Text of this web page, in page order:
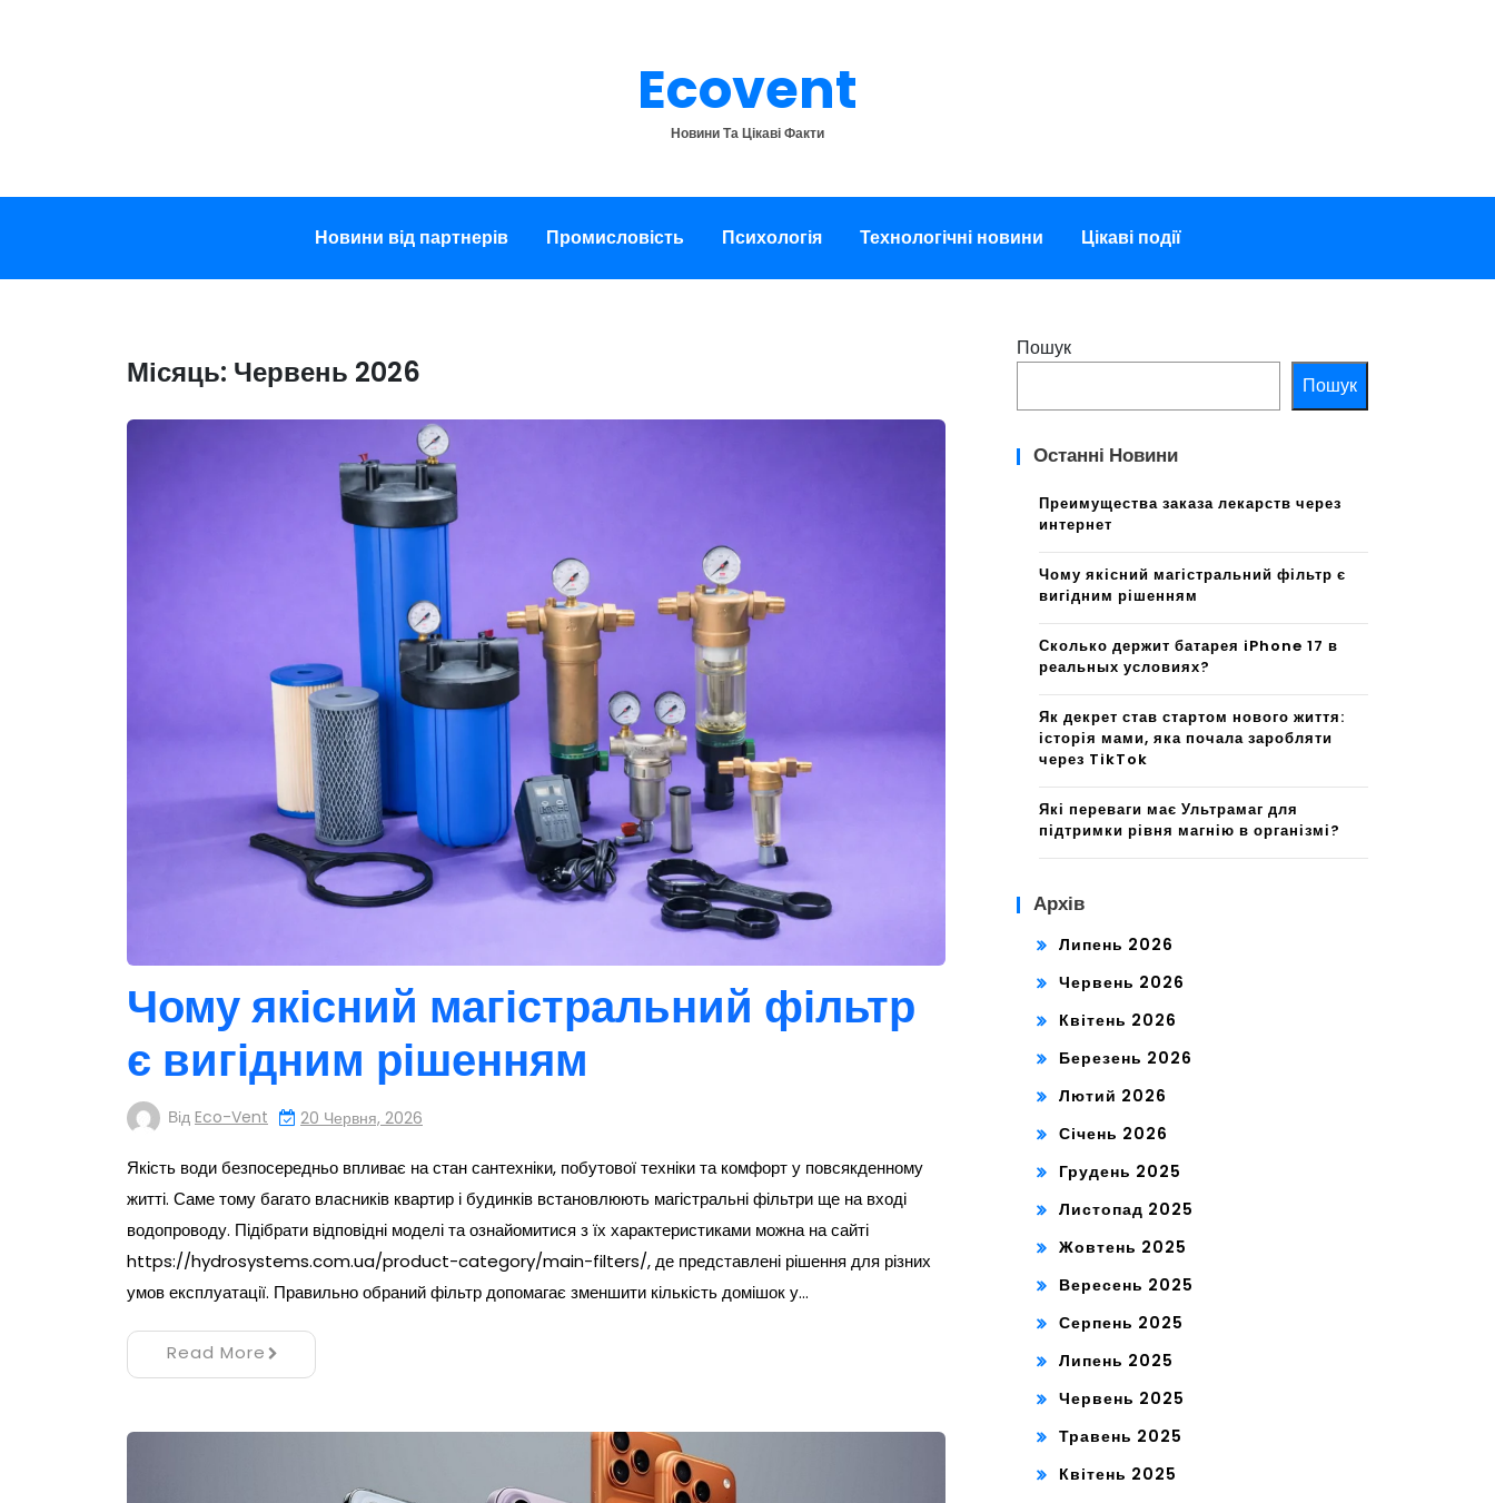
Ecovent
Новини Та Цікаві Факти
Новини від партнерів Промисловість Психологія Технологічні новини Цікаві події
Місяць: Червень 2026
Чому якісний магістральний фільтр
є вигідним рішенням
Від Eco-Vent 20 Червня, 2026
Якість води безпосередньо впливає на стан сантехніки, побутової техніки та комфорт у повсякденному
житті. Саме тому багато власників квартир і будинків встановлюють магістральні фільтри ще на вході
водопроводу. Підібрати відповідні моделі та ознайомитися з їх характеристиками можна на сайті
https://hydrosystems.com.ua/product-category/main-filters/, де представлені рішення для різних
умов експлуатації. Правильно обраний фільтр допомагає зменшити кількість домішок у…
Read More
Пошук
Пошук
Останні Новини
Преимущества заказа лекарств через
интернет
Чому якісний магістральний фільтр є
вигідним рішенням
Сколько держит батарея iPhone 17 в
реальных условиях?
Як декрет став стартом нового життя:
історія мами, яка почала заробляти
через TikTok
Які переваги має Ультрамаг для
підтримки рівня магнію в організмі?
Архів
Липень 2026
Червень 2026
Квітень 2026
Березень 2026
Лютий 2026
Січень 2026
Грудень 2025
Листопад 2025
Жовтень 2025
Вересень 2025
Серпень 2025
Липень 2025
Червень 2025
Травень 2025
Квітень 2025